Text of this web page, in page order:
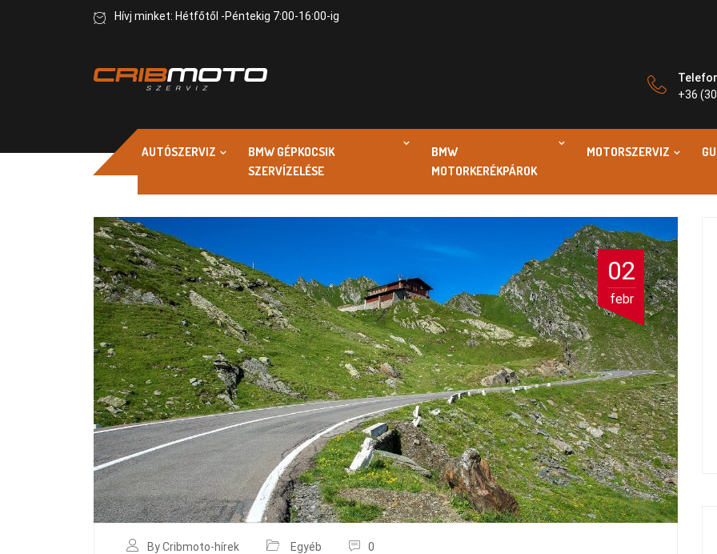
Hívj minket: Hétfőtől -Péntekig 7:00-16:00-ig
+36
AUTÓSZERVIZ
BMW GÉPKOCSIK
SZERVÍZELÉSE
BMW
MOTORKERÉKPÁROK
MOTORSZERVIZ
02
febr
By Cribmoto-hírek Egyéb 0